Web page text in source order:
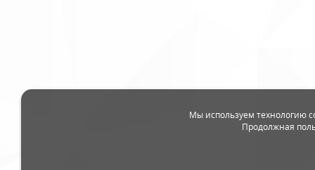
Мы используем технологию
Продолжная